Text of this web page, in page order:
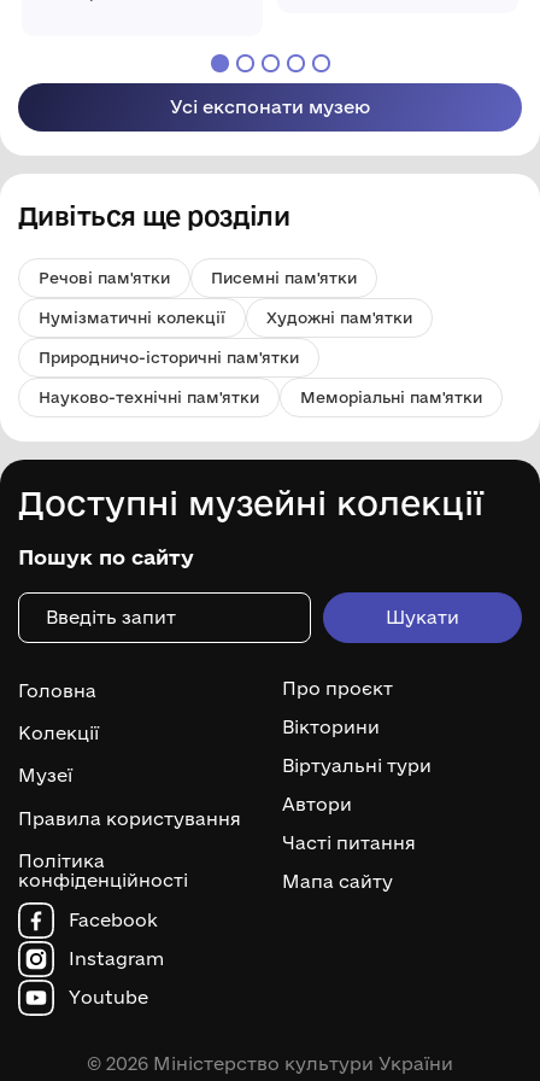
Дніпропетровськ
"Промінь" 1990р.
Путівник
Бобринецької
Бобринецької
міської ради
Усі експонати музею
Дивіться ще розділи
Речові пам'ятки Писемні пам'ятки
Нумізматичні колекції Художні пам'ятки
Природничо-історичні пам'ятки
Науково-технічні пам'ятки Меморіальні пам'ятки
Доступні музейні колекції
Пошук по сайту
Головна
Колекції
Музеї
Правила користування
Політика
конфіденційності
Про проєкт
Вікторини
Віртуальні тури
Автори
Часті питання
Мапа сайту
Facebook
Instagram
Youtube
© 2026 Міністерство культури України